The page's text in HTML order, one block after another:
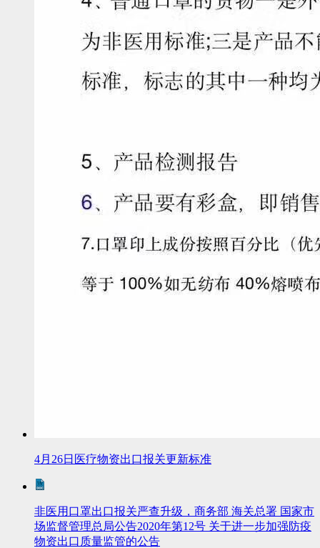
4月26日医疗物资出口报关更新标准
非医用口罩出口报关严查升级，商务部 海关总署 国家市
场监督管理总局公告2020年第12号 关于进一步加强防疫
物资出口质量监管的公告